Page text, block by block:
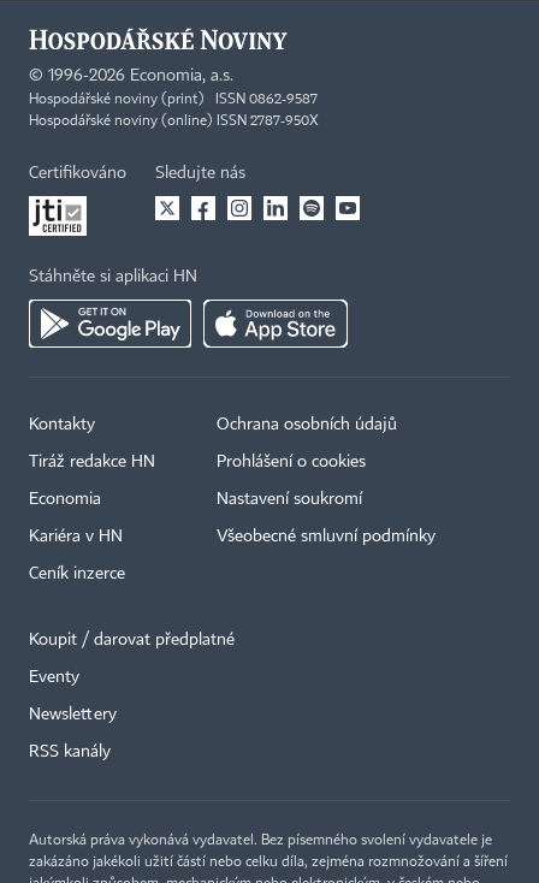
© 1996-2026 Economia, a.s.
Hospodářské noviny (print) ISSN 0862-9587
Hospodářské noviny (online) ISSN 2787-950X
Certifikováno Sledujte nás
Stáhněte si aplikaci HN
Kontakty
Tiráž redakce HN
Economia
Kariéra v HN
Ceník inzerce
Ochrana osobních údajů
Prohlášení o cookies
Nastavení soukromí
Všeobecné smluvní podmínky
Koupit / darovat předplatné
Eventy
Newslettery
RSS kanály
Autorská práva vykonává vydavatel. Bez písemného svolení vydavatele je
zakázáno jakékoli užití částí nebo celku díla, zejména rozmnožování a šíření